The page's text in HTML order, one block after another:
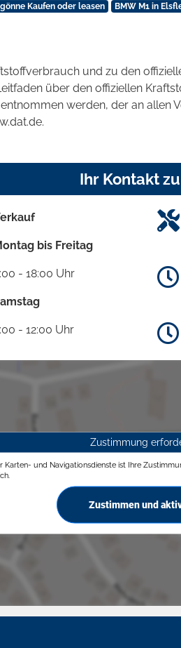
Kaufen oder leasen BMW M1 in
und zu den
über den offiziellen
werden, der an allen
Ihr Kontakt
bis Freitag
- 18:00 Uhr
- 12:00 Uhr
Zustimmung
Karten- und Navigationsdienste ist Ihre
Zustimmen und